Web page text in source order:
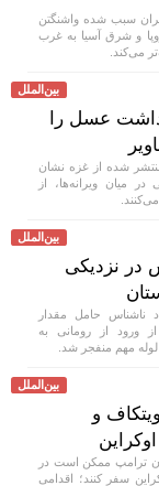
سبب شده واشنگتن
و شرق آسیا به غرب
می‌کند.
بین‌الملل
عسل را
شده از غزه نشان
میان ویرانه‌ها، از
بین‌الملل
در نزدیکی
ناشناس حامل مقدار
ورود از رومانی به
مهم منفجر شد.
بین‌الملل
و
ترامپ ممکن است در
سفر کنند؛ اقدامی